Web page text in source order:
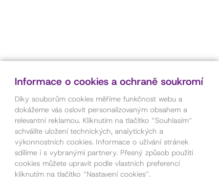
Informace o cookies a ochraně soukromí
Díky souborům cookies měříme funkčnost webu a
dokážeme vás oslovit personalizovaným obsahem a
relevantní reklamou. Kliknutím na tlačítko “Souhlasím“
schválíte uložení technických, analytických a
výkonnostních cookies. Informace o užívání stránek
sdílíme i s vybranými partnery. Přesný způsob použití
cookies můžete upravit podle vlastních preferencí
kliknutím na tlačítko “Nastavení cookies”.